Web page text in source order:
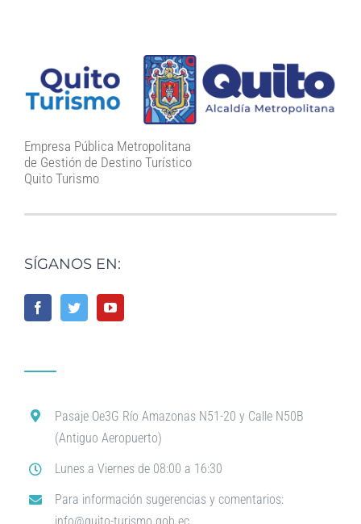
Empresa Pública Metropolitana
de Gestión de Destino Turístico
Quito Turismo
SÍGANOS EN:
Pasaje Oe3G Río Amazonas N51-20 y Calle N50B
(Antiguo Aeropuerto)
Lunes a Viernes de 08:00 a 16:30
Para información sugerencias y comentarios: